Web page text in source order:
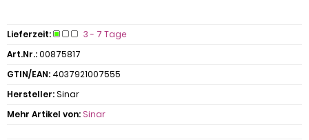
Lieferzeit:
3 - 7 Tage
Art.Nr.:00875817
GTIN/EAN: 4037921007555
Hersteller:Sinar
Mehr Artikel von: Sinar